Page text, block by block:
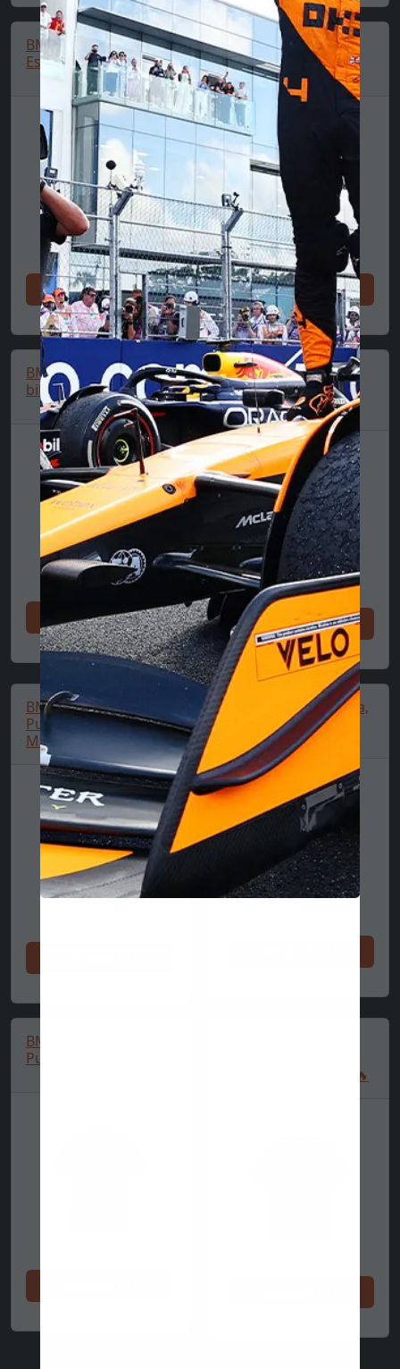
BMW M Performance
Essentials Polo
Shoppa nu
BMW T-shirt 🔥
Shoppa nu
BMW T-shirt med
biltryck 🔥
Shoppa nu
BMW logot-shirt,
Puma, Essential,
MMS, blå
Shoppa nu
BMW-logotyp T-shirt,
Puma, Essential,
MMS, svart 🔥
BMW zip polo, Puma,
BMW jaquard polo,
Puma, svart
II, essential+, svart 🔥